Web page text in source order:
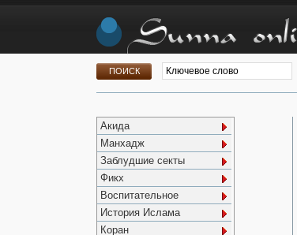
Акида
Манхадж
Заблудшие секты
Фикх
Воспитательное
История Ислама
Коран